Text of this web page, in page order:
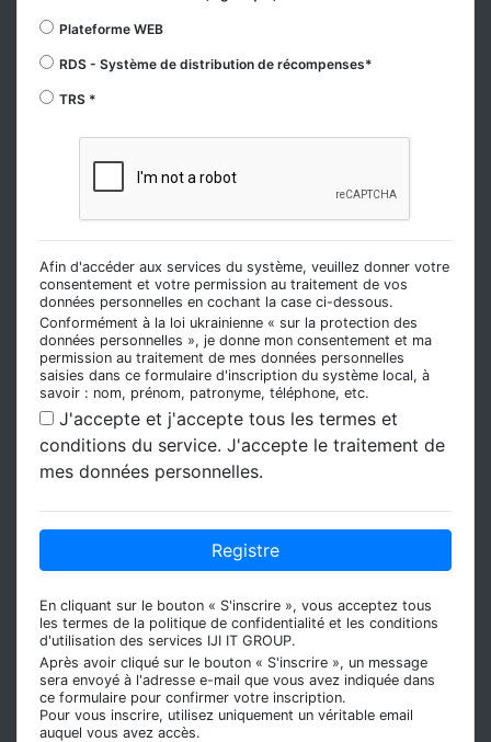
Plateforme WEB
RDS - Système de distribution de récompenses*
TRS *
Afin d'accéder aux services du système, veuillez donner votre
consentement et votre permission au traitement de vos
données personnelles en cochant la case ci-dessous.
Conformément à la loi ukrainienne « sur la protection des
données personnelles », je donne mon consentement et ma
permission au traitement de mes données personnelles
saisies dans ce formulaire d'inscription du système local, à
savoir : nom, prénom, patronyme, téléphone, etc.
J'accepte et j'accepte tous les termes et
conditions du service. J'accepte le traitement de
mes données personnelles.
Registre
En cliquant sur le bouton « S'inscrire », vous acceptez tous
les termes de la politique de confidentialité et les conditions
d'utilisation des services IJI IT GROUP.
Après avoir cliqué sur le bouton « S'inscrire », un message
sera envoyé à l'adresse e-mail que vous avez indiquée dans
ce formulaire pour confirmer votre inscription.
Pour vous inscrire, utilisez uniquement un véritable email
auquel vous avez accès.